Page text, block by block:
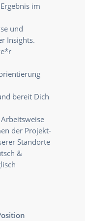
im
und
Insights.
bereit Dich
der Projekt-
Standorte
&